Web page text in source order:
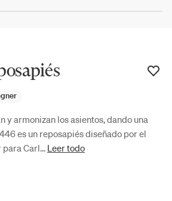
y armonizan los asientos, dando una
es un reposapiés diseñado por el
para Carl... Leer todo